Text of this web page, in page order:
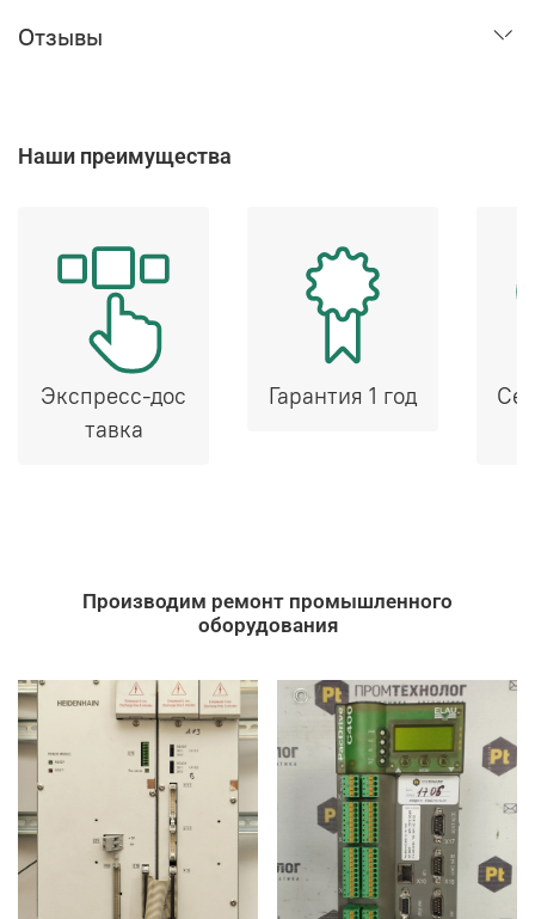
Отзывы
Наши преимущества
Экспресс-дос
тавка
Гарантия 1 год
Производим ремонт промышленного
оборудования